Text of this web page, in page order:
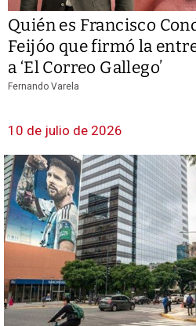
Quién es Francisco
Feijóo que firmó la
a ‘El Correo Gallego’
Fernando Varela
10 de julio de 2026